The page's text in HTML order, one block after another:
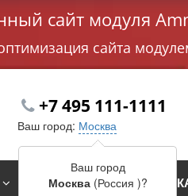
сайт модуля
сайта
+7 495 111-1111
Ваш город: Москва
ВСТРАИВАЕМАЯ
Ваш город
Москва(Россия )?